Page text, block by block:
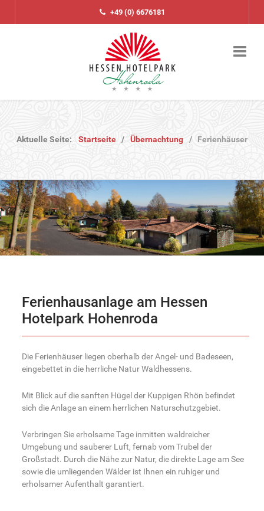
+49 (0) 6676181
Aktuelle Seite: Startseite Übernachtung Ferienhäuser
Ferienhausanlage am Hessen
Hotelpark Hohenroda
Die Ferienhäuser liegen oberhalb der Angel- und Badeseen,
eingebettet in die herrliche Natur Waldhessens.
Mit Blick auf die sanften Hügel der Kuppigen Rhön befindet
sich die Anlage an einem herrlichen Naturschutzgebiet.
Verbringen Sie erholsame Tage inmitten waldreicher
Umgebung und sauberer Luft, fernab vom Trubel der
Großstadt. Durch die Nähe zur Natur, die direkte Lage am See
sowie die umliegenden Wälder ist Ihnen ein ruhiger und
erholsamer Aufenthalt garantiert.